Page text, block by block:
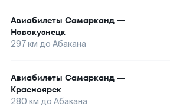
Авиабилеты Самарканд —
Новокузнецк
297км до Абакана
Авиабилеты Самарканд —
Красноярск
280 км до Абакана